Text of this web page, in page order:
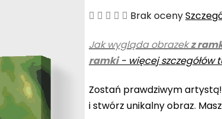
Średnia
produktu
wynosi
na
5
Brak oceny
Jak wygląda obrazekz
ramki- więcej szczegółów
Zostań prawdziwym
i stwórz unikalny obraz.